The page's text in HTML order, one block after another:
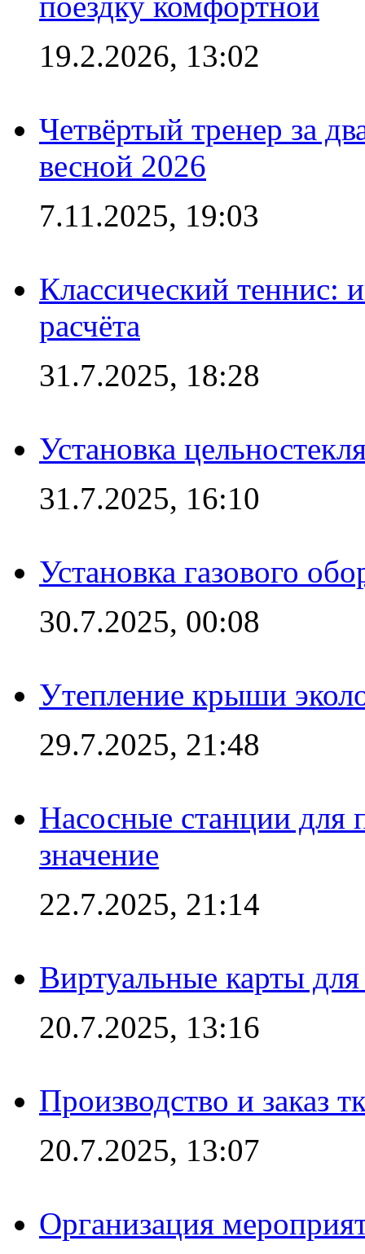
19.2.2026, 13:02
Четвёртый тренер за
весной 2026
7.11.2025, 19:03
Классический теннис:
расчёта
31.7.2025, 18:28
Установка
31.7.2025, 16:10
Установка газового
30.7.2025, 00:08
Утепление крыши
29.7.2025, 21:48
Насосные станции для
значение
22.7.2025, 21:14
Виртуальные карты
20.7.2025, 13:16
Производство и заказ
20.7.2025, 13:07
Организация